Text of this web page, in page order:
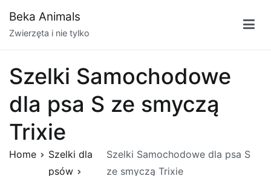
do
treści
Beka Animals
Zwierzęta i nie tylko
Szelki Samochodowe
dla psa S ze smyczą
Trixie
Home
Szelki dla
psów
Szelki Samochodowe dla psa S
ze smyczą Trixie